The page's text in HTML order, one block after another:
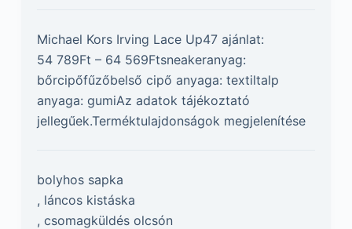
Michael Kors Irving Lace Up47 ajánlat:
54 789Ft – 64 569Ftsneakeranyag:
bőrcipőfűzőbelső cipő anyaga: textiltalp
anyaga: gumiAz adatok tájékoztató
jellegűek.Terméktulajdonságok megjelenítése
bolyhos sapka
, láncos kistáska
, csomagküldés olcsón